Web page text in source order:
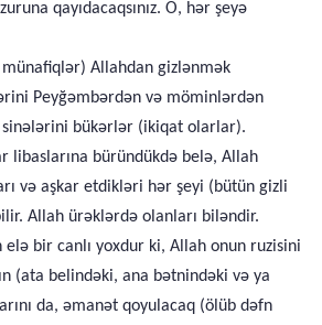
qayıdacaqsınız. O, hər şeyə
Allahdan gizlənmək
Peyğəmbərdən və möminlərdən
bükərlər (ikiqat olarlar).
libaslarına büründükdə belə, Allah
və aşkar etdikləri hər şeyi (bütün gizli
Allah ürəklərdə olanları biləndir.
elə bir canlı yoxdur ki, Allah onun ruzisini
(ata belindəki, ana bətnindəki və ya
da, əmanət qoyulacaq (ölüb dəfn